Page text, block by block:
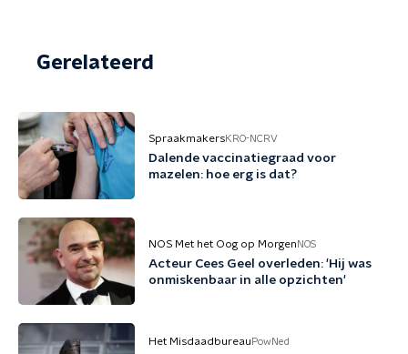
Gerelateerd
SpraakmakersKRO-NCRV
Dalende vaccinatiegraad voor
mazelen: hoe erg is dat?
NOS Met het Oog op Morgen NOS
Acteur Cees Geel overleden: 'Hij was
onmiskenbaar in alle opzichten'
Het Misdaadbureau PowNed